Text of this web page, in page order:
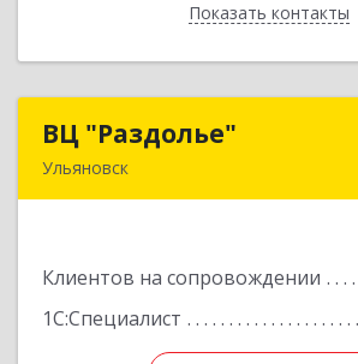
Показать контакты
Назад
ВЦ "Раздолье"
Ульяновск
Клиентов на сопровождении
1С:Специалист